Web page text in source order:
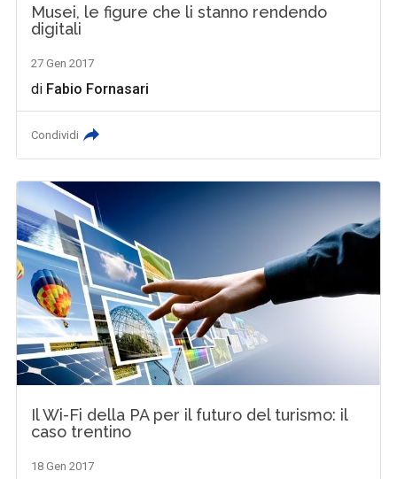
Musei, le figure che li stanno rendendo
digitali
27 Gen 2017
di Fabio Fornasari
Condividi
Il Wi-Fi della PA per il futuro del turismo: il
caso trentino
18 Gen 2017